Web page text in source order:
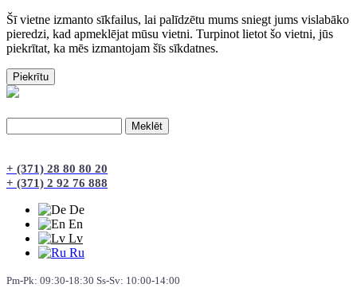
Šī vietne izmanto sīkfailus, lai palīdzētu mums sniegt jums vislabāko
pieredzi, kad apmeklējat mūsu vietni. Turpinot lietot šo vietni, jūs
piekrītat, ka mēs izmantojam šīs sīkdatnes.
+ (371) 28 80 80 20
+ (371) 2 92 76 888
De
En
Lv
Ru
Pm-Pk: 09:30-18:30 Ss-Sv: 10:00-14:00